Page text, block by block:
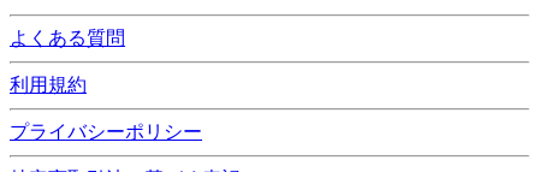
よくある質問
利用規約
プライバシーポリシー